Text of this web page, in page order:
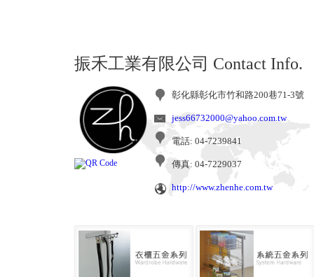
振禾工業有限公司 Contact Info.
彰化縣彰化市竹和路200巷71-3號
jess66732000@yahoo.com.tw
電話: 04-7239841
傳真: 04-7229037
http://www.zhenhe.com.tw